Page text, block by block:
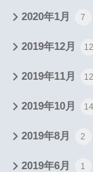
2020年1月 7
2019年12月 12
2019年11月 12
2019年10月 14
2019年8月 2
2019年6月 1